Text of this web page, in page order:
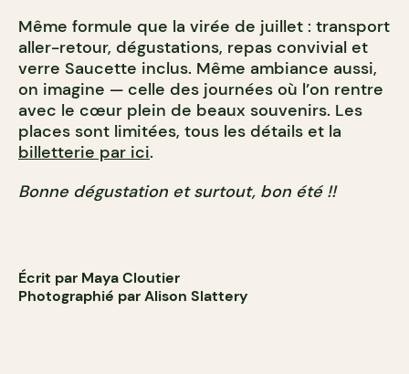
Même formule que la virée de juillet : transport
aller-retour, dégustations, repas convivial et
verre Saucette inclus. Même ambiance aussi,
on imagine — celle des journées où l’on rentre
avec le cœur plein de beaux souvenirs. Les
places sont limitées, tous les détails et la
billetterie par ici.
Bonne dégustation et surtout, bon été !!
Écrit par Maya Cloutier
Photographié par Alison Slattery